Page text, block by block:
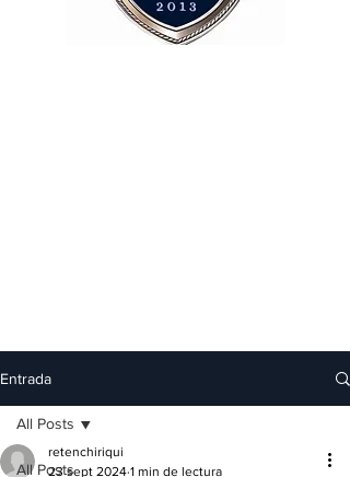
Entrada
All Posts
All Posts
retenchiriqui
23 sept 2024 1 min de lectura